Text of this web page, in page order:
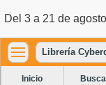
Del 3 a 21 de
Librería
Inicio